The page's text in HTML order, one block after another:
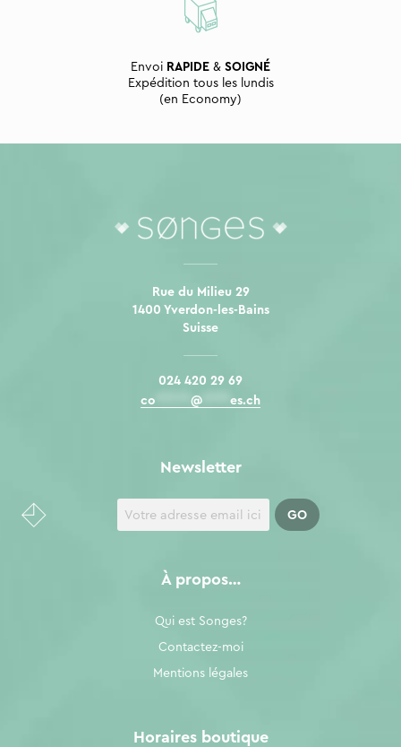
Envoi RAPIDE & SOIGNÉ
Expédition tous les lundis
(en Economy)
Rue du Milieu 29
1400 Yverdon-les-Bains
Suisse
024 420 29 69
co
@ es.ch
À propos…
Qui est Songes?
Contactez-moi
Mentions légales
Newsletter
Horaires boutique